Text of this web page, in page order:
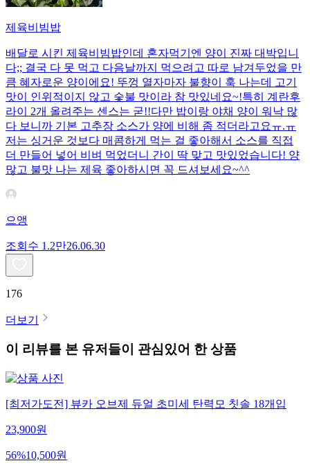
제육비빔밥
배달로 시킨 제육비빔밥인데 혼자먹기엔 양이 진짜 대박입니
다;; 결국 다 못 먹고 다음날까지 먹으려고 따로 남겨두었을 만
큼 혜자로운 양이에요! 뚜껑 열자마자 불향이 훅 나는데 고기
맛이 인위적이지 않고 숯불 맛이라 참 맛있네요~!특히 계란후
라이 2개 올려주는 센스는 굳!! ​다만 밥이랑 야채 양이 워낙 많
다 보니까 기본 고추장 소스가 양에 비해 좀 적더라고요ㅠ.ㅠ
저는 싱거운 것보다 매콤하게 먹는 걸 좋아해서 소스를 직접
더 만들어 넣어 비벼 먹었더니 간이 딱 맞고 맛있었습니다! 양
많고 불맛 나는 제육 좋아하시면 꼭 드셔보세요~^^
으앵
조회수 1.2만26.06.30
176
더보기
이 리뷰를 본 유저들이 관심있어 한 상품
[최저가도전] 뷰카 오브제 듀얼 초미세 탄력모 칫솔 18개입
23,900원
56%10,500원